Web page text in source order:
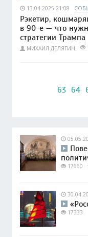
13.04.2025 21:08
Рэкетир,
в 90-е — что
стратегии Трампа
МИХАИЛ ДЕЛЯГИН
63 64
17660
17333